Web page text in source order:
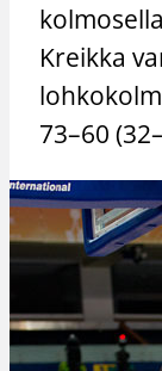
Kreikka
73–60